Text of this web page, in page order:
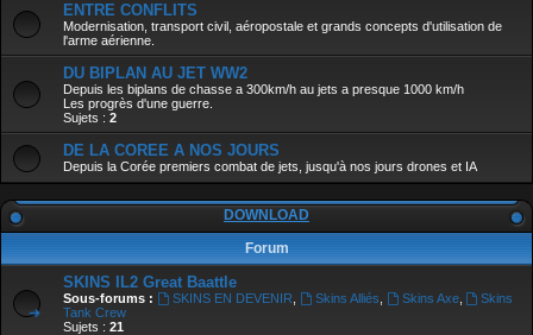
ENTRE CONFLITS
Modernisation, transport civil, aéropostale et grands concepts d'utilisation de
l'arme aérienne.
DU BIPLAN AU JET WW2
Depuis les biplans de chasse a 300km/h au jets a presque 1000 km/h
Les progrès d'une guerre.
Sujets : 2
DE LA COREE A NOS JOURS
Depuis la Corée premiers combat de jets, jusqu'à nos jours drones et IA
DOWNLOAD
Forum
SKINS IL2 Great Baattle
Sous-forums : SKINS EN DEVENIR Skins Alliés Skins Axe,
Skins
Tank Crew
Sujets : 21